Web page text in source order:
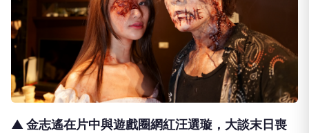
▲ 金志遙在片中與遊戲圈網紅汪選璇，大談末日喪